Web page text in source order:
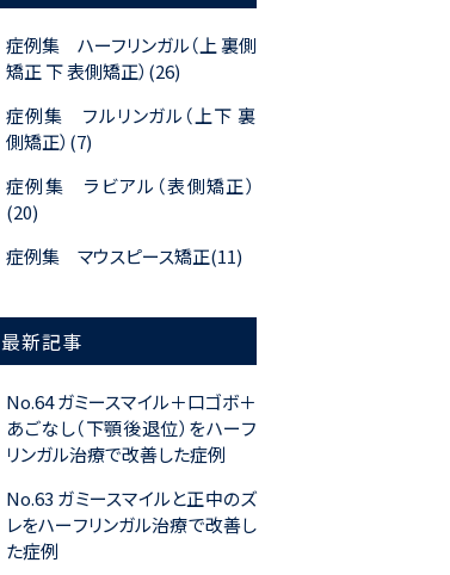
症例集 ハーフリンガル（上 裏側
矯正 下 表側矯正）(26)
症例集 フルリンガル（上下 裏
側矯正）(7)
症例集 ラビアル（表側矯正）
(20)
症例集 マウスピース矯正(11)
最新記事
No.64 ガミースマイル＋口ゴボ＋
あごなし（下顎後退位）をハーフ
リンガル治療で改善した症例
No.63 ガミースマイルと正中のズ
レをハーフリンガル治療で改善し
た症例